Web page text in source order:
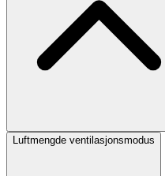
Luftmengde ventilasjonsmodus